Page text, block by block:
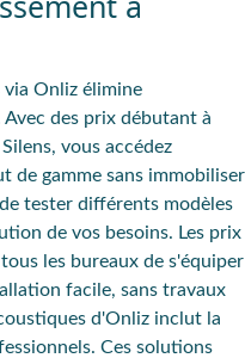
via Onliz élimine
des prix débutant à
vous accédez
de gamme sans immobiliser
tester différents modèles
de vos besoins. Les prix
les bureaux de s'équiper
facile, sans travaux
d'Onliz inclut la
Ces solutions